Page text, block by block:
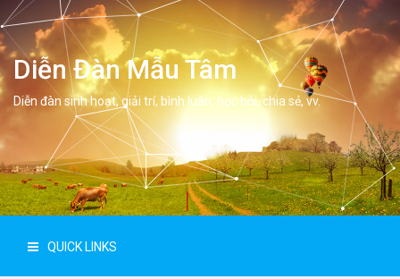
Diễn Đàn Mẫu Tâm
Diễn đàn sinh hoạt, giải trí, bình luân, học hỏi, chia sẻ, vv.
QUICK LINKS